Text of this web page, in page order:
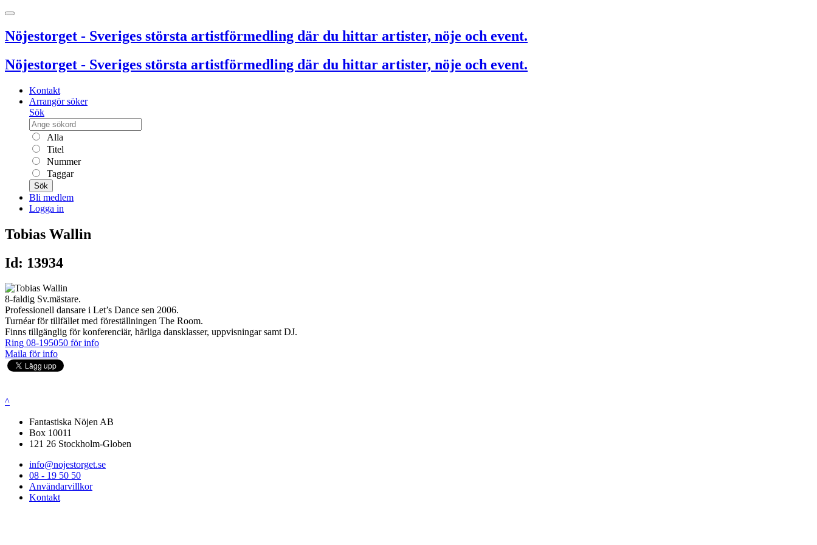
Nöjestorget - Sveriges största artistförmedling där du hittar artister, nöje och event.
Nöjestorget - Sveriges största artistförmedling där du hittar artister, nöje och event.
Kontakt
Arrangör söker
Sök
Alla
Titel
Nummer
Taggar
Sök
Bli medlem
Logga in
Tobias Wallin
Id: 13934
8-faldig Sv.mästare.
Professionell dansare i Let’s Dance sen 2006.
Turnéar för tillfället med föreställningen The Room.
Finns tillgänglig för konferenciär, härliga dansklasser, uppvisningar samt DJ.
Ring 08-195050 för info
Maila för info
^
Fantastiska Nöjen AB
Box 10011
121 26 Stockholm-Globen
info@nojestorget.se
08 - 19 50 50
Användarvillkor
Kontakt